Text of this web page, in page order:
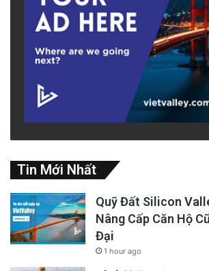
Tin Mới Nhất
Quỹ Đất Silicon
Nâng Cấp Căn Hộ
Đại
1 hour ago